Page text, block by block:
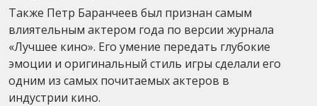
Также Петр Баранчеев был признан самым
влиятельным актером года по версии журнала
«Лучшее кино». Его умение передать глубокие
эмоции и оригинальный стиль игры сделали его
одним из самых почитаемых актеров в
индустрии кино.